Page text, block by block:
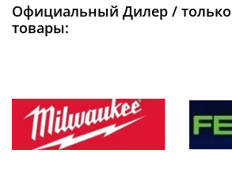
Официальный Дилер /
товары: